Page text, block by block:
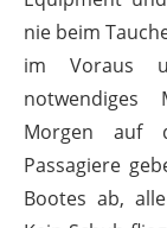
nie beim
im Voraus
notwendiges
Morgen auf
Passagiere
Bootes ab,